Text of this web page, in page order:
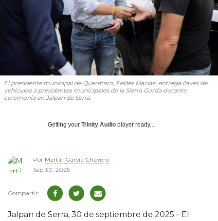
El presidente municipal de Querétaro, Felifer Macías, entrega llaves de
vehículos a presidentes municipales de la Sierra Gorda durante
ceremonia en Jalpan de Serra.
Getting your Trinity Audio player ready...
Por Martín García Chavero
Sep 30, 2025
Jalpan de Serra, 30 de septiembre de 2025.– El